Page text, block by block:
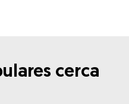
cerca